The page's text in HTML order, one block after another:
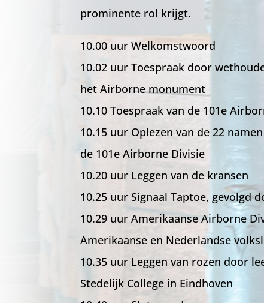
prominente rol krijgt.
10.00 uur Welkomstwoord
10.02 uur Toespraak door
het Airborne monument
10.10 Toespraak van de 101e
10.15 uur Oplezen van de 22
de 101e Airborne Divisie
10.20 uur Leggen van de kransen
10.25 uur Signaal Taptoe, gevolgd
10.29 uur Amerikaanse Airborne
Amerikaanse en Nederlandse
10.35 uur Leggen van rozen door
Stedelijk College in Eindhoven